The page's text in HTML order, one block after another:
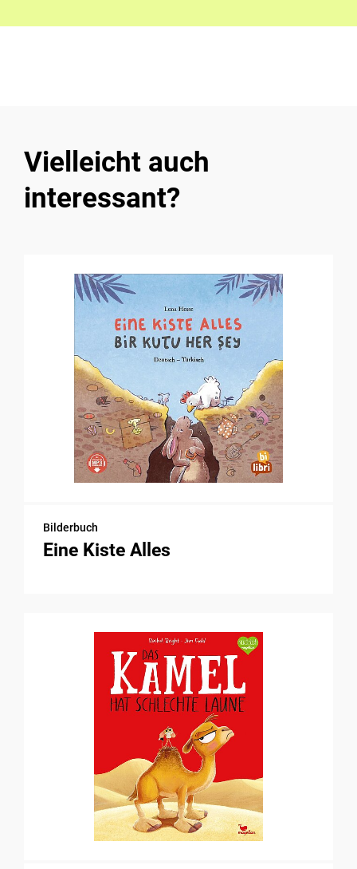
Vielleicht auch
interessant?
Bilderbuch
Eine Kiste Alles